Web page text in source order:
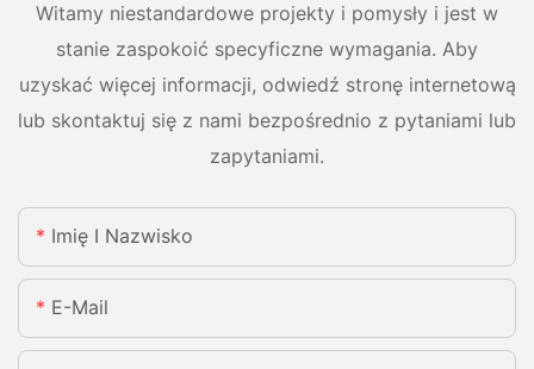
Witamy niestandardowe projekty i pomysły i jest w
stanie zaspokoić specyficzne wymagania. Aby
uzyskać więcej informacji, odwiedź stronę internetową
lub skontaktuj się z nami bezpośrednio z pytaniami lub
zapytaniami.
Imię I Nazwisko
E-Mail